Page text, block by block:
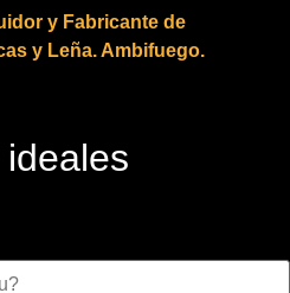
y Fabricante de
y Leña. Ambifuego.